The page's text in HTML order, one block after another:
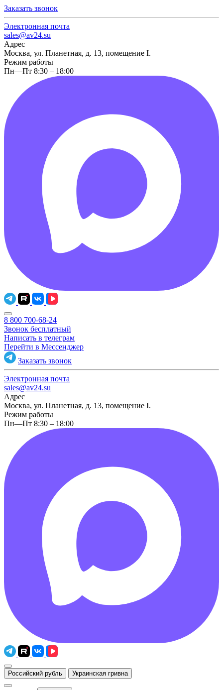
Заказать звонок
Электронная почта
sales@av24.su
Адрес
Москва, ул. Планетная, д. 13, помещение I.
Режим работы
Пн—Пт 8:30 – 18:00
8 800 700-68-24
Звонок бесплатный
Написать в телеграм
Перейти в Мессенджер
Заказать звонок
Электронная почта
sales@av24.su
Адрес
Москва, ул. Планетная, д. 13, помещение I.
Режим работы
Пн—Пт 8:30 – 18:00
Российский рубль Украинская гривна